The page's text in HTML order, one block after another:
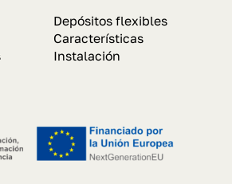
Depósitos flexibles
Características
Instalación